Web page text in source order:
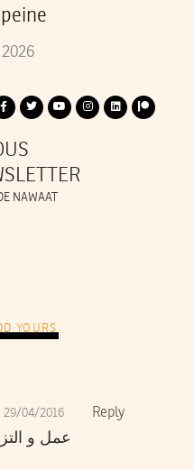
2026
NAWAAT
YOURS
29/04/2016 Reply
عمل و